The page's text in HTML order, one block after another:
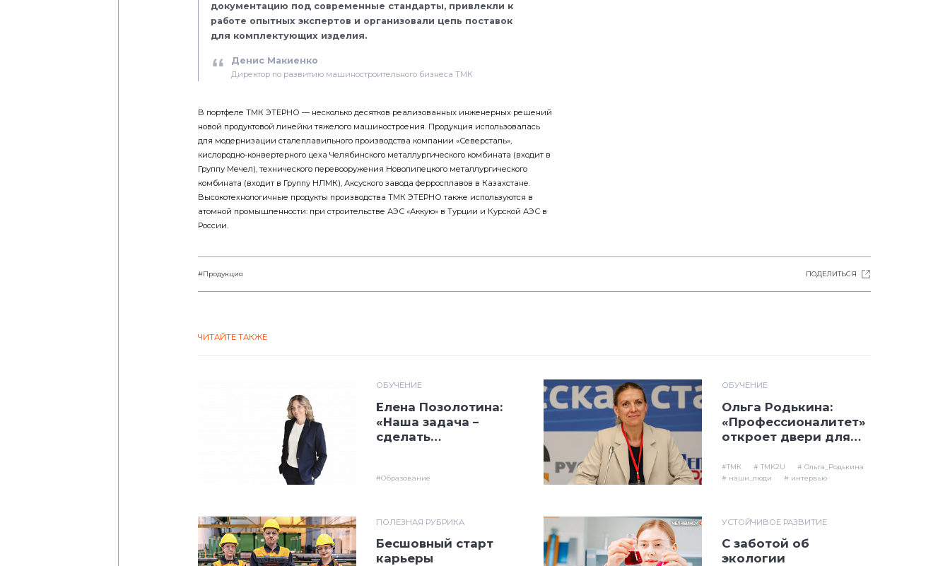
документацию под современные стандарты, привлекли к
работе опытных экспертов и организовали цепь поставок
для комплектующих изделия.
Денис Макиенко
Директор по развитию машиностроительного бизнеса ТМК
В портфеле ТМК ЭТЕРНО — несколько десятков реализованных инженерных решений
новой продуктовой линейки тяжелого машиностроения. Продукция использовалась
для модернизации сталеплавильного производства компании «Северсталь»,
кислородно-конвертерного цеха Челябинского металлургического комбината (входит в
Группу Мечел), технического перевооружения Новолипецкого металлургического
комбината (входит в Группу НЛМК), Аксуского завода ферросплавов в Казахстане.
Высокотехнологичные продукты производства ТМК ЭТЕРНО также используются в
атомной промышленности: при строительстве АЭС «Аккую» в Турции и Курской АЭС в
России.
#Продукция ПОДЕЛИТЬСЯ
ЧИТАЙТЕ ТАКЖЕ
ОБУЧЕНИЕ
Елена Позолотина:
«Наша задача –
сделать
выпускника
#Образование
ОБУЧЕНИЕ
Ольга Родькина:
«Профессионалитет»
откроет двери для
совершенствоваться
на производстве»
#ТМК # TMK2U
# Ольга_Родькина
# наши_люди
# интервью
ПОЛЕЗНАЯ РУБРИКА
Бесшовный старт
карьеры
УСТОЙЧИВОЕ РАЗВИТИЕ
С заботой об
экологии